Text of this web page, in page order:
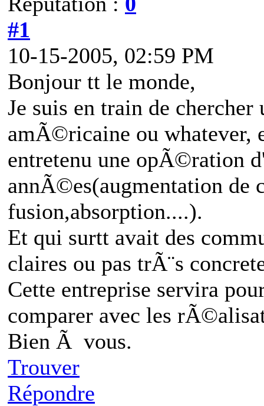
#1
10-15-2005, 02:59 PM
Bonjour tt le monde,
Je suis en train de
amÃ©ricaine ou whatever,
entretenu une opÃ©ration
annÃ©es(augmentation de
fusion,absorption....).
Et qui surtt avait des
claires ou pas trÃ¨s
Cette entreprise servira
comparer avec les
Bien Ã vous.
Trouver
Répondre